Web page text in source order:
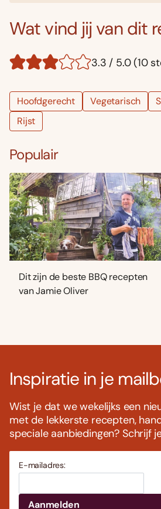
Wat vind jij van dit
3.3 / 5.0 (10
Hoofdgerecht Vegetarisch
Rijst
Populair
Dit zijn de beste BBQ recepten
van Jamie Oliver
Inspiratie in je
Wist je dat we wekelijks een
met de lekkerste recepten,
speciale aanbiedingen? Schrijf
E-mailadres: